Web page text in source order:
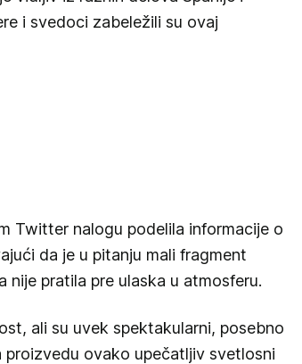
i svedoci zabeležili su ovaj
Twitter nalogu podelila informacije o
da je u pitanju mali fragment
nije pratila pre ulaska u atmosferu.
ali su uvek spektakularni, posebno
ovako upečatljiv svetlosni